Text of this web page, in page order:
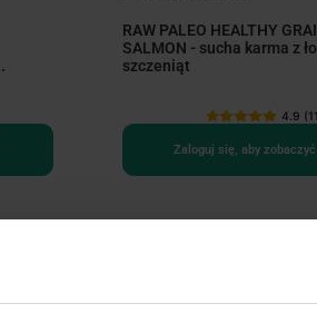
RAW PALEO HEALTHY
SALMON - sucha karma z
szczeniąt
4.9
Zaloguj się, aby